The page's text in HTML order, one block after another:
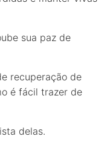
sua paz de
recuperação de
é fácil trazer de
delas.